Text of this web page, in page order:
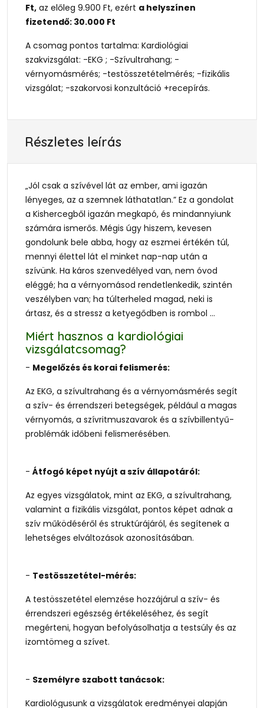
Ft, az előleg 9.900 Ft, ezért a helyszínen
fizetendő: 30.000 Ft
A csomag pontos tartalma: Kardiológiai
szakvizsgálat: -EKG ; -Szívultrahang; -
vérnyomásmérés; -testösszetételmérés; -fizikális
vizsgálat; -szakorvosi konzultáció +recepírás.
Részletes leírás
„Jól csak a szívével lát az ember, ami igazán
lényeges, az a szemnek láthatatlan.” Ez a gondolat
a Kishercegből igazán megkapó, és mindannyiunk
számára ismerős. Mégis úgy hiszem, kevesen
gondolunk bele abba, hogy az eszmei értékén túl,
mennyi élettel lát el minket nap-nap után a
szívünk. Ha káros szenvedélyed van, nem óvod
eléggé; ha a vérnyomásod rendetlenkedik, szintén
veszélyben van; ha túlterheled magad, neki is
ártasz, és a stressz a ketyegődben is rombol …
Miért hasznos a kardiológiai
vizsgálatcsomag?
- Megelőzés és korai felismerés:
Az EKG, a szívultrahang és a vérnyomásmérés segít
a szív- és érrendszeri betegségek, például a magas
vérnyomás, a szívritmuszavarok és a szívbillentyű-
problémák időbeni felismerésében.
- Átfogó képet nyújt a szív állapotáról:
Az egyes vizsgálatok, mint az EKG, a szívultrahang,
valamint a fizikális vizsgálat, pontos képet adnak a
szív működéséről és struktúrájáról, és segítenek a
lehetséges elváltozások azonosításában.
- Testösszetétel-mérés:
A testösszetétel elemzése hozzájárul a szív- és
érrendszeri egészség értékeléséhez, és segít
megérteni, hogyan befolyásolhatja a testsúly és az
izomtömeg a szívet.
- Személyre szabott tanácsok:
Kardiológusunk a vizsgálatok eredményei alapján